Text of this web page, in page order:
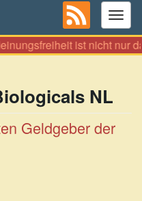
ist nicht nur
NL
Geldgeber der